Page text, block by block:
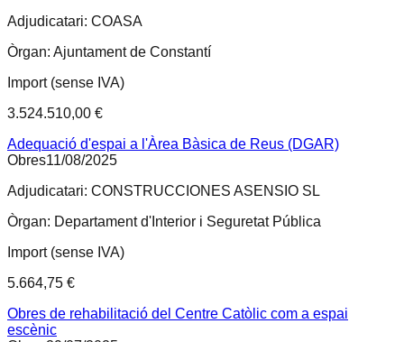
Adjudicatari: COASA
Òrgan: Ajuntament de Constantí
Import (sense IVA)
3.524.510,00 €
Adequació d'espai a l'Àrea Bàsica de Reus (DGAR)
Obres11/08/2025
Adjudicatari: CONSTRUCCIONES ASENSIO SL
Òrgan: Departament d'Interior i Seguretat Pública
Import (sense IVA)
5.664,75 €
Obres de rehabilitació del Centre Catòlic com a espai
escènic